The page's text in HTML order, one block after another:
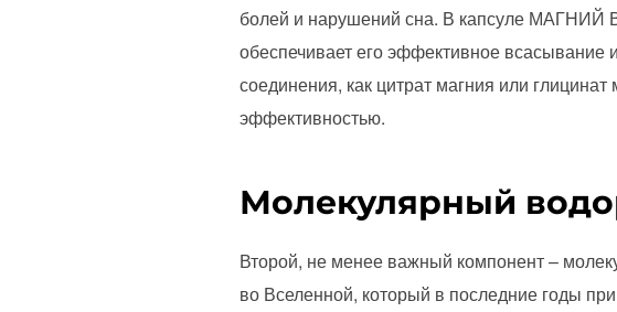
болей и нарушений сна. В капсуле МАГНИЙ
обеспечивает его эффективное всасывание
соединения, как цитрат магния или
эффективностью.
Молекулярный
Второй, не менее важный компонент –
во Вселенной, который в последние годы